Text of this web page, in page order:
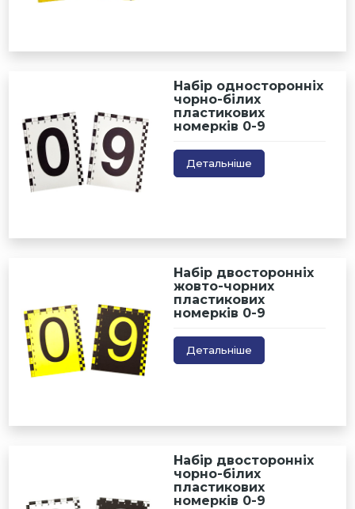
Набір односторонніх
чорно-білих
пластикових
номерків 0-9
Детальніше
Набір двосторонніх
жовто-чорних
пластикових
номерків 0-9
Детальніше
Набір двосторонніх
чорно-білих
пластикових
номерків 0-9